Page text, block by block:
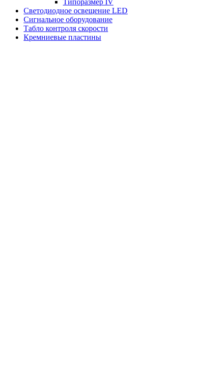
Типоразмер IV
Светодиодное освещение LED
Сигнальное оборудование
Табло контроля скорости
Кремниевые пластины